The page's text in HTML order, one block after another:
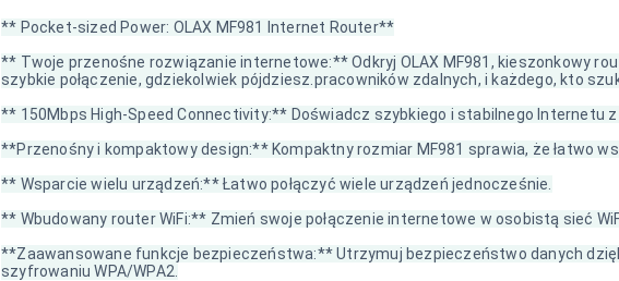
** Pocket-sized Power: OLAX MF981 Internet Router**
** Twoje przenośne rozwiązanie internetowe:** Odkryj OLAX MF981, kieszonkowy
szybkie połączenie, gdziekolwiek pójdziesz.pracowników zdalnych, i każdego, kto
** 150Mbps High-Speed Connectivity:** Doświadcz szybkiego i stabilnego Internetu z
**Przenośny i kompaktowy design:** Kompaktny rozmiar MF981 sprawia, że łatwo
** Wsparcie wielu urządzeń:** Łatwo połączyć wiele urządzeń jednocześnie.
** Wbudowany router WiFi:** Zmień swoje połączenie internetowe w osobistą sieć
**Zaawansowane funkcje bezpieczeństwa:** Utrzymuj bezpieczeństwo danych
szyfrowaniu WPA/WPA2.